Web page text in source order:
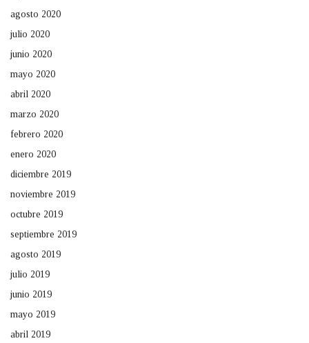
agosto 2020
julio 2020
junio 2020
mayo 2020
abril 2020
marzo 2020
febrero 2020
enero 2020
diciembre 2019
noviembre 2019
octubre 2019
septiembre 2019
agosto 2019
julio 2019
junio 2019
mayo 2019
abril 2019